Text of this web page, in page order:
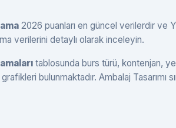
2026 puanları en güncel verilerdir ve
verilerini detaylı olarak inceleyin.
tablosunda burs türü, kontenjan,
bulunmaktadır. Ambalaj Tasarımı